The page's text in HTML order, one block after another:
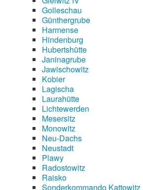
Golleschau
Günthergrube
Harmense
Hindenburg
Hubertshütte
Janinagrube
Jawischowitz
Kobier
Lagischa
Laurahütte
Lichtewerden
Mesersitz
Monowitz
Neu-Dachs
Neustadt
Plawy
Radostowitz
Raisko
Sonderkommando Kattowitz